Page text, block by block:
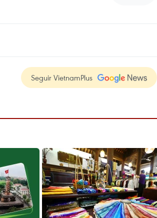
Seguir VietnamPlus